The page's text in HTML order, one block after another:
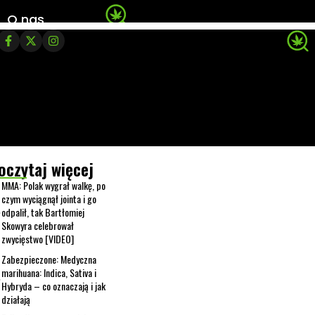
O nas
więcej
MMA: Polak wygrał walkę, po
czym wyciągnął jointa i go
odpalił, tak Bartłomiej
Skowyra celebrował
zwycięstwo [VIDEO]
Zabezpieczone: Medyczna
marihuana: Indica, Sativa i
Hybryda – co oznaczają i jak
działają